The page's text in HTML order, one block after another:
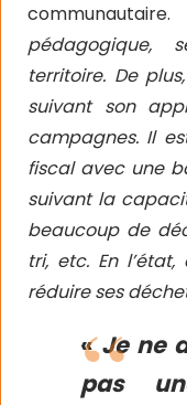
pédagogique,
territoire. De
suivant son
campagnes. Il
fiscal avec une
suivant la
beaucoup de
tri, etc. En
réduire ses
«Je ne
pas